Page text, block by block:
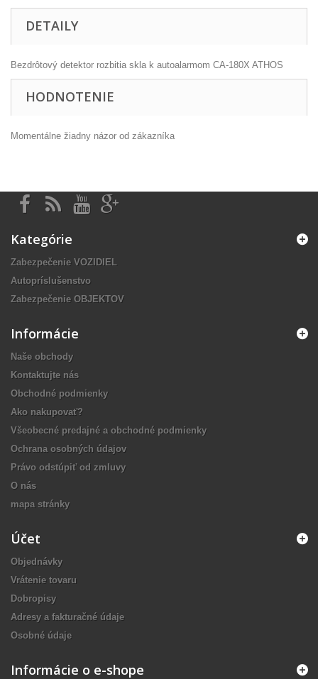
DETAILY
Bezdrôtový detektor rozbitia skla k autoalarmom CA-180X ATHOS
HODNOTENIE
Momentálne žiadny názor od zákazníka
Kategórie
Zabezpečenie VOZIDIEL
Autopríslušenstvo
Zabezpečenie OBJEKTOV
Informácie
Naše obchody
Kontaktujte nás
Obchodné podmienky
Ako nakupovať?
Všeobecné predajné a obchodné podmienky
Ochrana osobných údajov
Právo odstúpiť od zmluvy
O nás
mapa stránky
Účet
Objednávky
Vrátenie tovaru
Dobropisy
Adresy a fakturačné údaje
Osobné údaje
Informácie o e-shope